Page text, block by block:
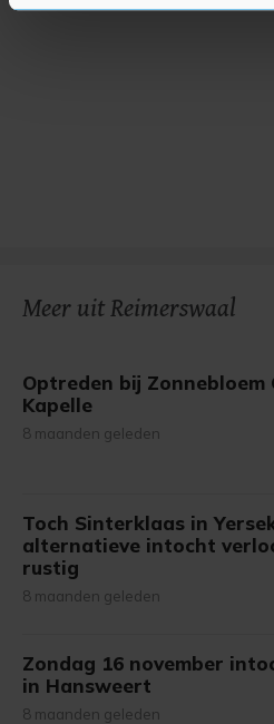
U kunt uw toestemming op elk
Meer uit Reimerswaal
Optreden bij Zonnebloem
Kapelle
8 maanden geleden
Toch Sinterklaas in
alternatieve intocht
rustig
8 maanden geleden
Zondag 16 november
in Hansweert
8 maanden geleden